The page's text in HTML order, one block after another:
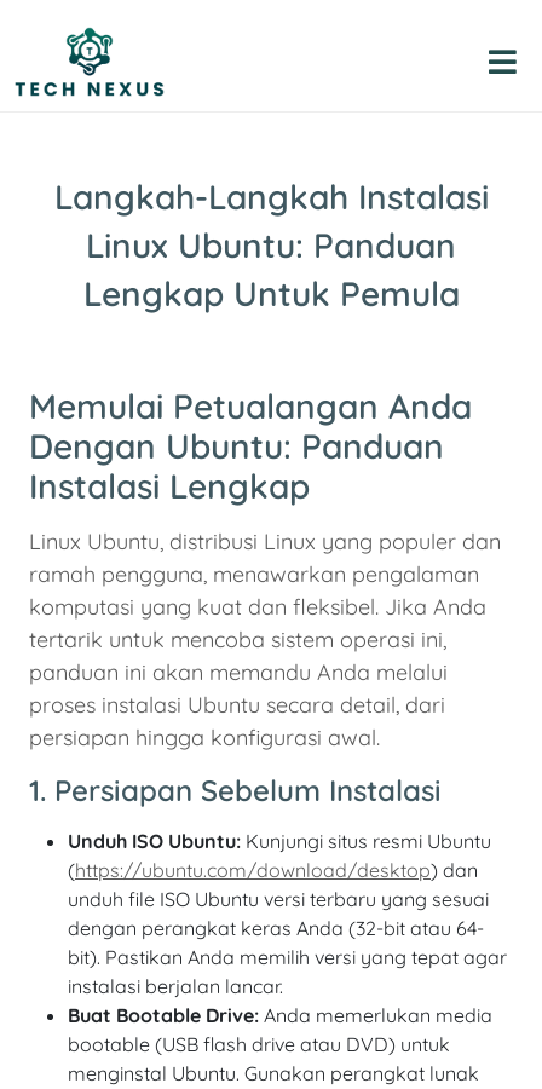
Langkah-Langkah Instalasi
Linux Ubuntu: Panduan
Lengkap Untuk Pemula
Memulai Petualangan Anda
Dengan Ubuntu: Panduan
Instalasi Lengkap
Linux Ubuntu, distribusi Linux yang populer dan
ramah pengguna, menawarkan pengalaman
komputasi yang kuat dan fleksibel. Jika Anda
tertarik untuk mencoba sistem operasi ini,
panduan ini akan memandu Anda melalui
proses instalasi Ubuntu secara detail, dari
persiapan hingga konfigurasi awal.
1. Persiapan Sebelum Instalasi
Unduh ISO Ubuntu: Kunjungi situs resmi Ubuntu
(https://ubuntu.com/download/desktop) dan
unduh file ISO Ubuntu versi terbaru yang sesuai
dengan perangkat keras Anda (32-bit atau 64-
bit). Pastikan Anda memilih versi yang tepat agar
instalasi berjalan lancar.
Buat Bootable Drive: Anda memerlukan media
bootable (USB flash drive atau DVD) untuk
menginstal Ubuntu. Gunakan perangkat lunak